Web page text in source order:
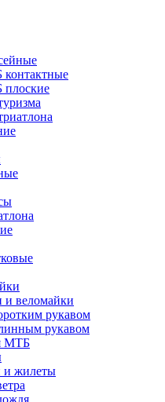
и веломайки
рукавом
рукавом
МТБ
и жилеты